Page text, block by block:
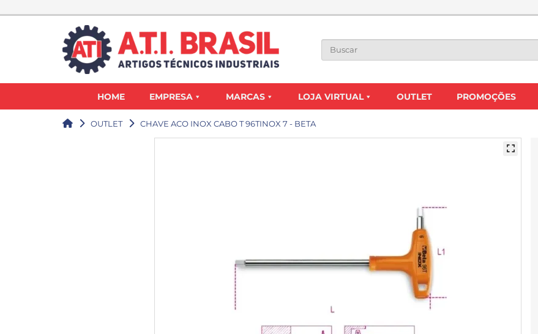
HOME EMPRESA MARCAS LOJA VIRTUAL OUTLET PROMOÇÕES
OUTLET CHAVE ACO INOX CABO T 96TINOX 7 - BETA